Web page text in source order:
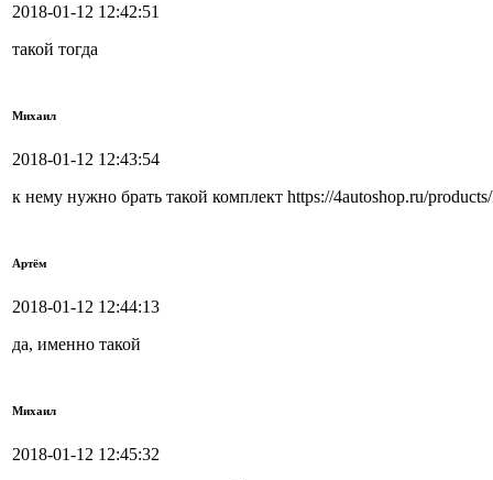
2018-01-12 12:42:51
такой тогда
Михаил
2018-01-12 12:43:54
к нему нужно брать такой комплект https://4autoshop.ru/
Артём
2018-01-12 12:44:13
да, именно такой
Михаил
2018-01-12 12:45:32